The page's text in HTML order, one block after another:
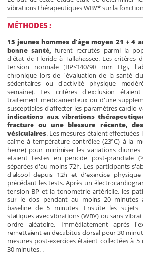
vibrations thérapeutiques WBV* sur la
MÉTHODES :
15 jeunes hommes d'âge moyen 21 +4
bonne santé, furent recrutés parmi la
d'état de Floride à Tallahassee. Les critères
tension normale (BP<140/90 mm Hg),
chronique lors de l'évaluation de la santé
sédentaires ou d'activité physique
semaine). Les critères d'exclusion
traitement médicamenteux ou d'une
susceptibles d'affecter les paramètres cardio-
indications aux vibrations
fracture ou une blessure récente,
vésiculaires. Les mesures étaient effectuées
calme à température contrôlée (23°C) à la
heure) pour minimiser les variations diurnes
étaient testés en période post-prandiale (>
séparées d'au moins 72h. Les participants
d'alcool depuis 12h et d'exercice
précédant les tests. Après un
tension BP et la tonométrie artérielle, les
sur le dos pendant au moins 20 minutes
baseline de 5 minutes. Ensuite les sujets
statiques avec vibrations (WBV) ou sans
ordre aléatoire. Immédiatement après
remettaient en decubitus dorsal pour 30
mesures post-exercices étaient collectées à
30 minutes. .